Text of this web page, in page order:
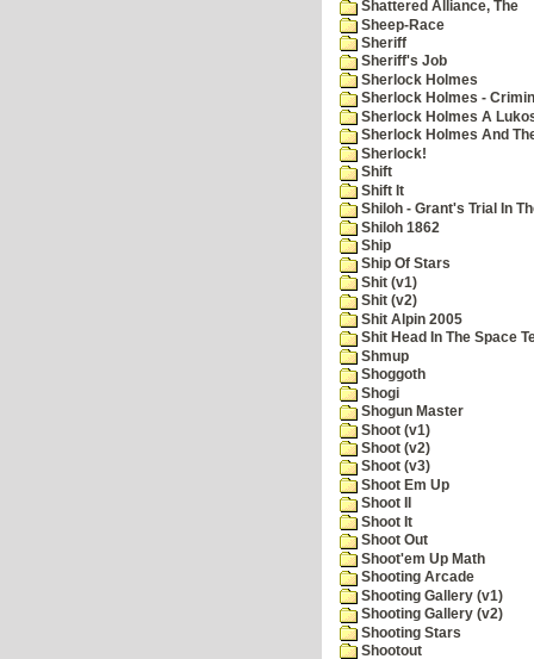
Shattered Alliance, The
Sheep-Race
Sheriff
Sheriff's Job
Sherlock Holmes
Sherlock Holmes -
Sherlock Holmes A
Sherlock Holmes And
Sherlock!
Shift
Shift It
Shiloh - Grant's Trial In
Shiloh 1862
Ship
Ship Of Stars
Shit (v1)
Shit (v2)
Shit Alpin 2005
Shit Head In The Space
Shmup
Shoggoth
Shogi
Shogun Master
Shoot (v1)
Shoot (v2)
Shoot (v3)
Shoot Em Up
Shoot II
Shoot It
Shoot Out
Shoot'em Up Math
Shooting Arcade
Shooting Gallery (v1)
Shooting Gallery (v2)
Shooting Stars
Shootout